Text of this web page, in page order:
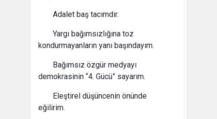
Adalet baş tacımdır.
Yargı bağımsızlığına toz
kondurmayanların yanı başındayım.
Bağımsız özgür medyayı
demokrasinin “4. Gücü” sayarım.
Eleştirel düşüncenin önünde
eğilirim.